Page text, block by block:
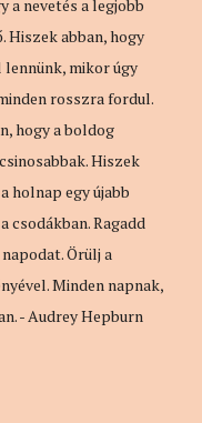
a nevetés a legjobb
Hiszek abban, hogy
mikor úgy
rosszra fordul.
hogy a boldog
Hiszek
holnap egy újabb
csodákban. Ragadd
Örülj a
Minden napnak,
- Audrey Hepburn